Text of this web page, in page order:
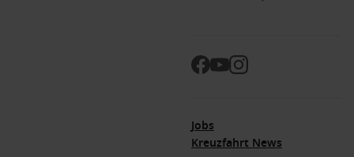
Jobs
Kreuzfahrt News